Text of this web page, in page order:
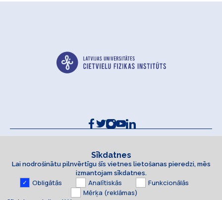
Kontakti un rekvizīti
Piekļūstamības paziņojums
Sīkdatnes
Lai nodrošinātu pilnvērtīgu šīs vietnes lietošanas pieredzi, mēs
izmantojam sīkdatnes.
Obligātās Analītiskās
Funkcionālās
Mērķa (reklāmas)